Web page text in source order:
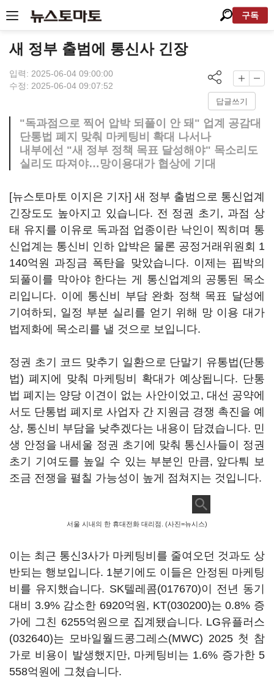
구독
새 정부 출범에 통신사 긴장
입력: 2025-06-04 09:00:00
수정: 2025-06-04 09:07:52
답글쓰기
"독과점으로 찍어 압박 되풀이 안 돼" 업계 공감대
단통법 폐지 맞춰 마케팅비 확대 나서나
내부에선 "새 정부 정책 목표 달성해야" 목소리도
실리도 따져야…망이용대가 협상에 기대
[뉴스토마토 이지은 기자] 새 정부 출범으로 통신업계
긴장도도 높아지고 있습니다. 전 정권 초기, 과점 상
태 유지를 이유로 독과점 업종이란 낙인이 찍히며 통
신업계는 통신비 인하 압박은 물론 공정거래위원회 1
140억원 과징금 폭탄을 맞았습니다. 이제는 핍박의
되풀이를 막아야 한다는 게 통신업계의 공통된 목소
리입니다. 이에 통신비 부담 완화 정책 목표 달성에
기여하되, 일정 부분 실리를 얻기 위해 망 이용 대가
법제화에 목소리를 낼 것으로 보입니다.
정권 초기 코드 맞추기 일환으로 단말기 유통법(단통
법) 폐지에 맞춰 마케팅비 확대가 예상됩니다. 단통
법 폐지는 양당 이견이 없는 사안이었고, 대선 공약에
서도 단통법 폐지로 사업자 간 지원금 경쟁 촉진을 예
상, 통신비 부담을 낮추겠다는 내용이 담겼습니다. 민
생 안정을 내세울 정권 초기에 맞춰 통신사들이 정권
초기 기여도를 높일 수 있는 부분인 만큼, 앞다퉈 보
조금 전쟁을 펼칠 가능성이 높게 점쳐지는 것입니다.
서울 시내의 한 휴대전화 대리점. (사진=뉴시스)
이는 최근 통신3사가 마케팅비를 줄여오던 것과도 상
반되는 행보입니다. 1분기에도 이들은 안정된 마케팅
비를 유지했습니다. SK텔레콤(017670)이 전년 동기
대비 3.9% 감소한 6920억원, KT(030200)는 0.8% 증
가에 그친 6255억원으로 집계됐습니다. LG유플러스
(032640)는 모바일월드콩그레스(MWC) 2025 첫 참
가로 비용이 발생했지만, 마케팅비는 1.6% 증가한 5
558억원에 그쳤습니다.